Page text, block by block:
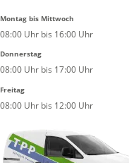
Montag bis Mittwoch
08:00 Uhr bis 16:00 Uhr
Donnerstag
08:00 Uhr bis 17:00 Uhr
Freitag
08:00 Uhr bis 12:00 Uhr